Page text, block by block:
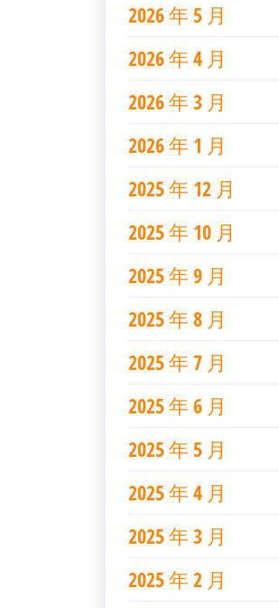
2026 年 5 月
2026 年 4 月
2026 年 3 月
2026 年 1 月
2025 年 12 月
2025 年 10 月
2025 年 9 月
2025 年 8 月
2025 年 7 月
2025 年 6 月
2025 年 5 月
2025 年 4 月
2025 年 3 月
2025 年 2 月